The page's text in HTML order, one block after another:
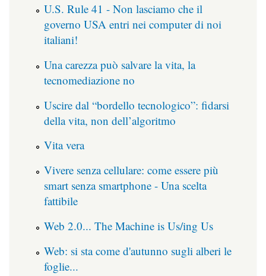
U.S. Rule 41 - Non lasciamo che il
governo USA entri nei computer di noi
italiani!
Una carezza può salvare la vita, la
tecnomediazione no
Uscire dal “bordello tecnologico”: fidarsi
della vita, non dell’algoritmo
Vita vera
Vivere senza cellulare: come essere più
smart senza smartphone - Una scelta
fattibile
Web 2.0... The Machine is Us/ing Us
Web: si sta come d'autunno sugli alberi le
foglie...